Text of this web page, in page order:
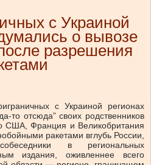
с Украиной
о вывозе
разрешения
с Украиной регионах
то отсюда” своих родственников
США, Франция и Великобритания
ракетами вглубь России,
в региональных
издания, оживленнее всего